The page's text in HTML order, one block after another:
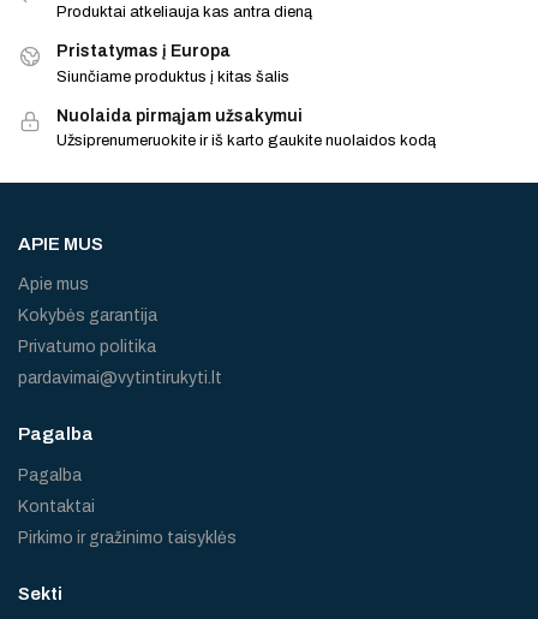
Produktai atkeliauja kas antra dieną
Pristatymas į Europa
Siunčiame produktus į kitas šalis
Nuolaida pirmąjam užsakymui
Užsiprenumeruokite ir iš karto gaukite nuolaidos kodą
APIE MUS
Apie mus
Kokybės garantija
Privatumo politika
pardavimai@vytintirukyti.lt
Pagalba
Pagalba
Kontaktai
Pirkimo ir gražinimo taisyklės
Sekti